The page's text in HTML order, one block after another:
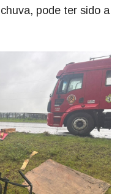
pode ter sido a